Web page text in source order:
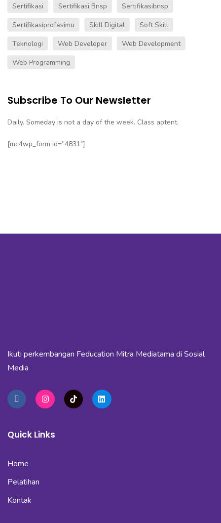
Sertifikasi
Sertifikasi Bnsp
Sertifikasibnsp
Sertifikasiprofesimu
Skill Digital
Soft Skill
Teknologi
Web Developer
Web Development
Web Programming
Subscribe To Our Newsletter
Daily. Someday is not a day of the week. Class aptent.
[mc4wp_form id=”4831″]
Ikuti perkembangan Feducation Mitra Mediatama di Sosial
Media
Quick Links
Home
Pelatihan
Kontak